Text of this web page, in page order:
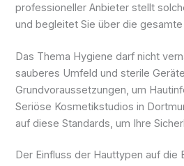
professioneller Anbieter stellt
und begleitet Sie über die
Das Thema Hygiene darf nicht
sauberes Umfeld und sterile
Grundvoraussetzungen, um
Seriöse Kosmetikstudios in
auf diese Standards, um Ihre
Der Einfluss der Hauttypen auf die